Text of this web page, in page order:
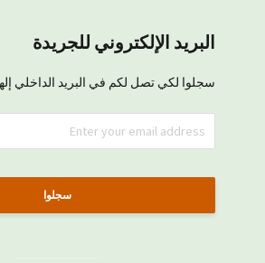
البريد الإلكتروني للجريدة
سجلوا لكي تصل لكم في البريد الداخلي